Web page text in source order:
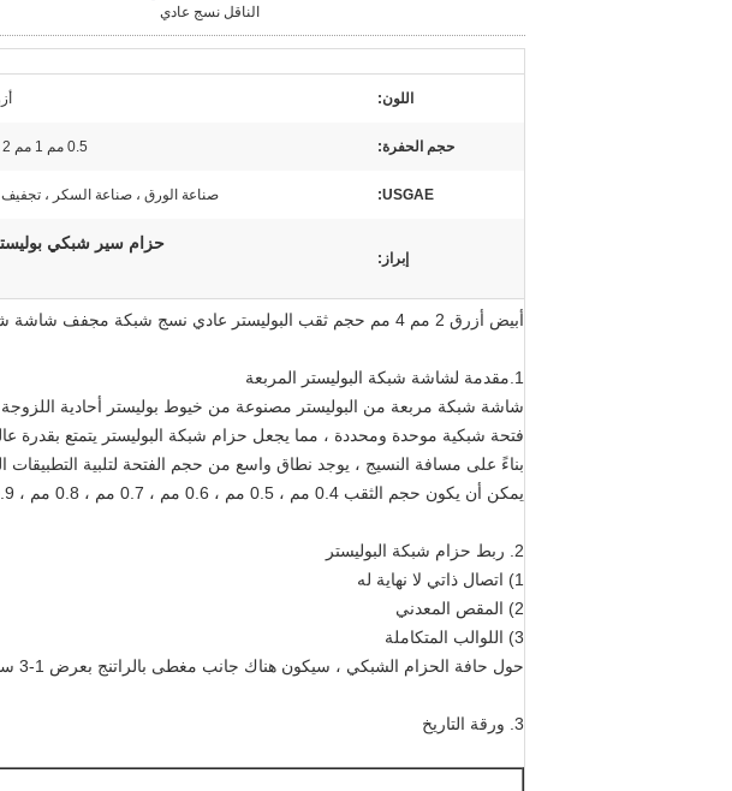
الناقل نسج عادي
اللون:
حجم الحفرة: 0.5 مم 1 مم 2 مم 3 مم
USGAE: صناعة الورق ، صناعة السكر ،
إبراز:
حزام سير شبكي بوليستر
أبيض أزرق 2 مم 4 مم حجم ثقب البوليستر عادي نسج شبكة مجفف شاشة شبكة بطانة الشاشة أحزمة نقل قماش من القماش
1.مقدمة لشاشة شبكة البوليستر المربعة
فتحة شبكية موحدة ومحددة ، مما يجعل حزام شبكة البوليستر يتمتع بقدرة
بناءً على مسافة النسيج ، يوجد نطاق واسع من حجم الفتحة لتلبية التطبيقات
يمكن أن يكون حجم الثقب 0.4 مم ، 0.5 مم ، 0.6 مم ، 0.7 مم ، 0.8 مم ، 0.9 مم ، 1 مم ، 2 مم 3 مم
2. ربط حزام شبكة البوليستر
1) اتصال ذاتي لا نهاية له
2) المقص المعدني
3) اللوالب المتكاملة
حول حافة الحزام الشبكي ، سيكون هناك جانب مغطى بالراتنج بعرض 1-3 سم لضمان ثبات الحزام الشبكي.
3. ورقة التاريخ